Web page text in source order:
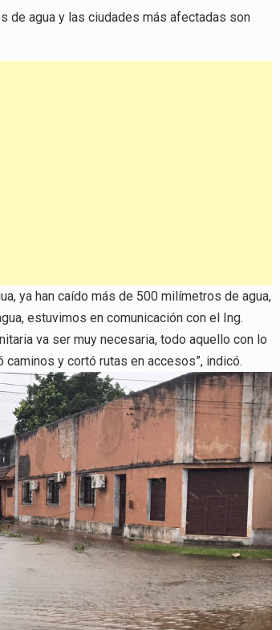
de
de agua y las ciudades más afectadas son
ya han caído más de 500 milímetros de agua,
estuvimos en comunicación con el Ing.
va ser muy necesaria, todo aquello con lo
y cortó rutas en accesos”, indicó.